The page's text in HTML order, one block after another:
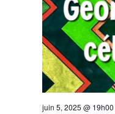
juin 5, 2025 @ 19h00